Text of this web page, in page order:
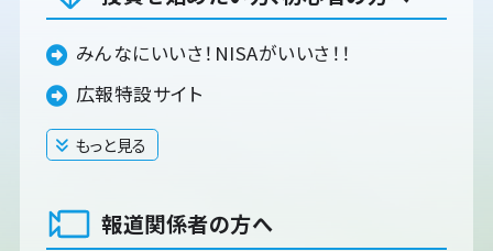
みんなにいいさ！NISAがいいさ！！
広報特設サイト
もっと見る
閉じる
報道関係者の方へ